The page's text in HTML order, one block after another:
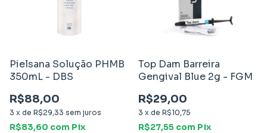
Pielsana Solução PHMB
350mL - DBS
R$88,00
3 x de R$29,33 sem juros
R$83,60 com Pix
Top Dam Barreira
Gengival Blue 2g - FGM
R$29,00
3 x de R$10,75
R$27,55 com Pix